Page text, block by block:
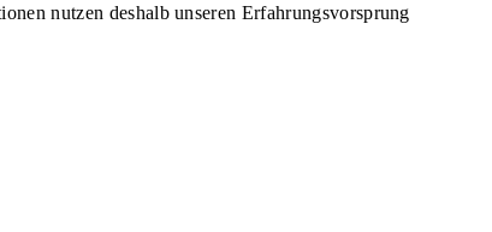
nutzen deshalb unseren Erfahrungsvorsprung